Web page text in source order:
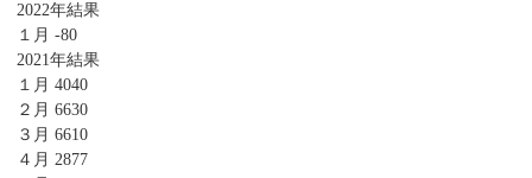
2022年結果
１月 -80
2021年結果
１月 4040
２月 6630
３月 6610
４月 2877